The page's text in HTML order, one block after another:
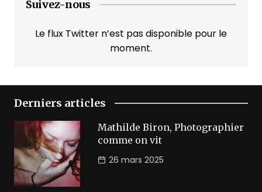
Suivez-nous
Le flux Twitter n’est pas disponible pour le
moment.
Derniers articles
Mathilde Biron, Photographier
comme on vit
26 mars 2025